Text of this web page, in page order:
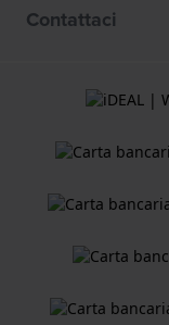
Contattaci